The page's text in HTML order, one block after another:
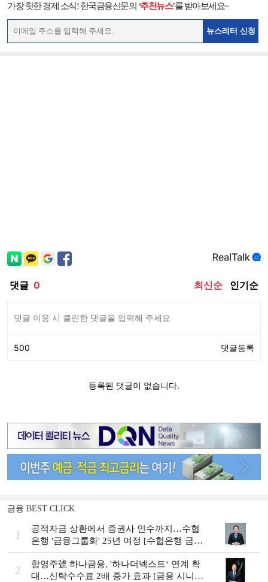
가장 핫한 경제 소식! 한국금융신문의 ‘추천뉴스’를 받아보세요~
뉴스레터 신청
금융 BEST CLICK
1
공적자금 상환에서 증권사 인수까지…수협
은행 '금융그룹화' 25년 여정 [수협은행 금융
그룹의 꿈①]
2
함영주號 하나금융, '하나더넥스트‘ 연계 확
대…신탁수수료 2배 증가 효과 [금융 시니어